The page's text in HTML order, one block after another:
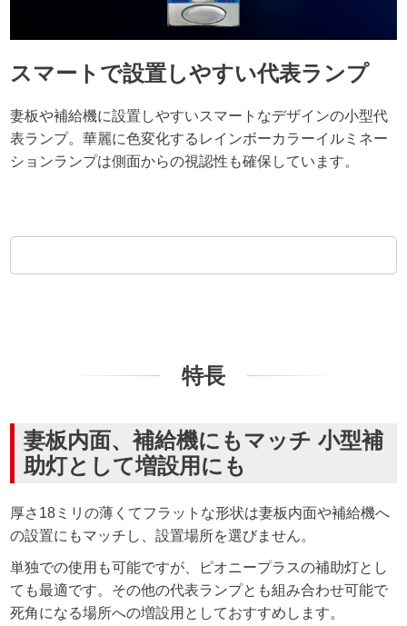
スマートで設置しやすい代表ランプ
妻板や補給機に設置しやすいスマートなデザインの小型代
表ランプ。華麗に色変化するレインボーカラーイルミネー
ションランプは側面からの視認性も確保しています。
特長
妻板内面、補給機にもマッチ 小型補
助灯として増設用にも
厚さ18ミリの薄くてフラットな形状は妻板内面や補給機へ
の設置にもマッチし、設置場所を選びません。
単独での使用も可能ですが、ピオニープラスの補助灯とし
ても最適です。その他の代表ランプとも組み合わせ可能で
死角になる場所への増設用としておすすめします。